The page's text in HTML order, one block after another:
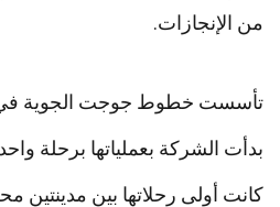
من الإنجازات.
تأسست خطوط جوجت الجوية في عام
بدأت الشركة بعملياتها برحلة
كانت أولى رحلاتها بين مدينتين